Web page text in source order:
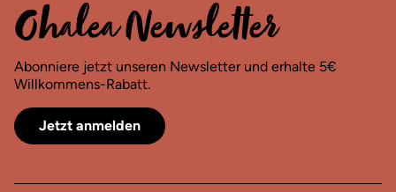
Ohalea Newsletter
Abonniere jetzt unseren Newsletter und erhalte 5€
Willkommens-Rabatt.
Jetzt anmelden